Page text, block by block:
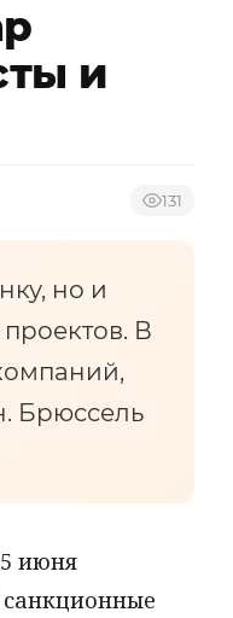
и
131
но и
В
Брюссель
июня